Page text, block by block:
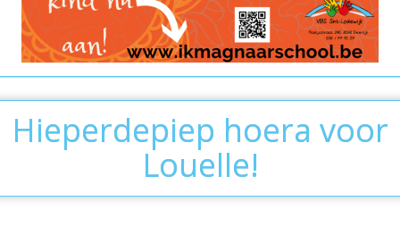
Hieperdepiep hoera voor
Louelle!